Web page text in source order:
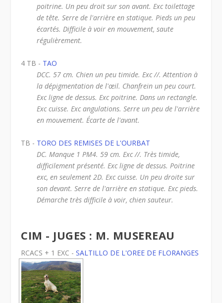
poitrine. Un peu droit sur son avant. Exc toilettage
de tête. Serre de l'arrière en statique. Pieds un peu
écartés. Difficile à voir en mouvement, saute
régulièrement.
4 TB - TAO
DCC. 57 cm. Chien un peu timide. Exc //. Attention à
la dépigmentation de l'œil. Chanfrein un peu court.
Exc ligne de dessus. Exc poitrine. Dans un rectangle.
Exc cuisse. Exc angulations. Serre un peu de l'arrière
en mouvement. Écarte de l'avant.
TB - TORO DES REMISES DE L'OURBAT
DC. Manque 1 PM4. 59 cm. Exc //. Très timide,
difficilement présenté. Exc ligne de dessus. Poitrine
exc, en seulement 2D. Exc cuisse. Un peu droite sur
son devant. Serre de l'arrière en statique. Exc pieds.
Démarche très difficile à voir, chien sauteur.
CIM - JUGES : M. MUSEREAU
RCACS + 1 EXC -SALTILLO DE L'OREE DE FLORANGES